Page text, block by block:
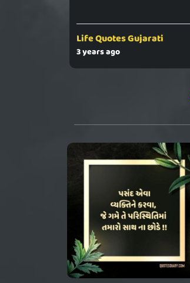
Life Quotes Gujarati
3 years ago